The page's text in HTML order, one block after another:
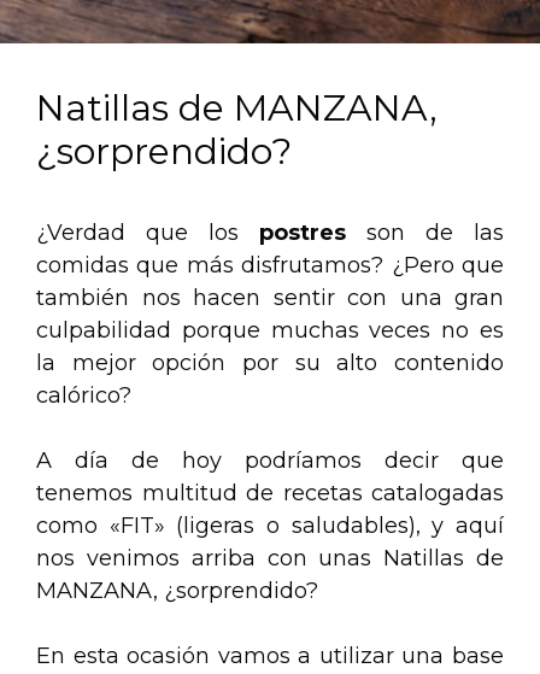
Natillas de MANZANA,
¿sorprendido?
¿Verdad que los postres son de las
comidas que más disfrutamos? ¿Pero que
también nos hacen sentir con una gran
culpabilidad porque muchas veces no es
la mejor opción por su alto contenido
calórico?
A día de hoy podríamos decir que
tenemos multitud de recetas catalogadas
como «FIT» (ligeras o saludables), y aquí
nos venimos arriba con unas Natillas de
MANZANA, ¿sorprendido?
En esta ocasión vamos a utilizar una base